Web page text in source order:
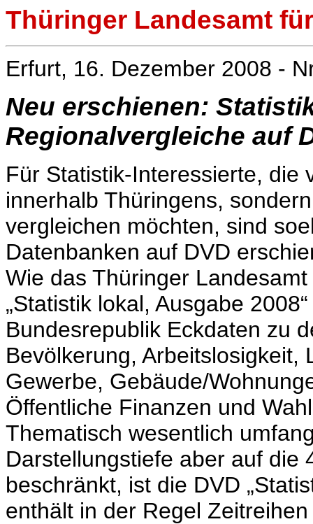
Thüringer Landesamt
Erfurt, 16. Dezember 2008 -
Neu erschienen:
Regionalvergleiche auf
Für Statistik-Interessierte, die
innerhalb Thüringens,
vergleichen möchten, sind
Datenbanken auf DVD
Wie das Thüringer
„Statistik lokal, Ausgabe
Bundesrepublik Eckdaten zu
Bevölkerung, Arbeitslosigkeit,
Gewerbe, Gebäude/
Öffentliche Finanzen und
Thematisch wesentlich
Darstellungstiefe aber auf die
beschränkt, ist die DVD
enthält in der Regel